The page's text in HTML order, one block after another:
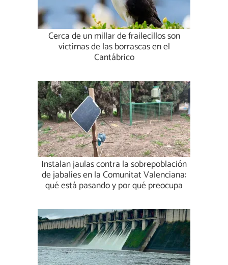
Cerca de un millar de frailecillos son
víctimas de las borrascas en el
Cantábrico
Instalan jaulas contra la sobrepoblación
de jabalíes en la Comunitat Valenciana:
qué está pasando y por qué preocupa